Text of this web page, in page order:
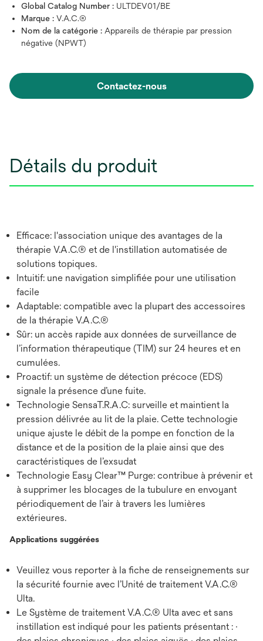
Global Catalog Number : ULTDEV01/BE
Marque : V.A.C.®
Nom de la catégorie : Appareils de thérapie par pression
négative (NPWT)
Contactez-nous
Détails du produit
Efficace: l'association unique des avantages de la
thérapie V.A.C.® et de l'instillation automatisée de
solutions topiques.
Intuitif: une navigation simplifiée pour une utilisation
facile
Adaptable: compatible avec la plupart des accessoires
de la thérapie V.A.C.®
Sûr: un accès rapide aux données de surveillance de
l’information thérapeutique (TIM) sur 24 heures et en
cumulées.
Proactif: un système de détection précoce (EDS)
signale la présence d’une fuite.
Technologie SensaT.R.A.C: surveille et maintient la
pression délivrée au lit de la plaie. Cette technologie
unique ajuste le débit de la pompe en fonction de la
distance et de la position de la plaie ainsi que des
caractéristiques de l’exsudat
Technologie Easy Clear™ Purge: contribue à prévenir et
à supprimer les blocages de la tubulure en envoyant
périodiquement de l’air à travers les lumières
extérieures.
Applications suggérées
Veuillez vous reporter à la fiche de renseignements sur
la sécurité fournie avec l’Unité de traitement V.A.C.®
Ulta.
Le Système de traitement V.A.C.® Ulta avec et sans
instillation est indiqué pour les patients présentant : ·